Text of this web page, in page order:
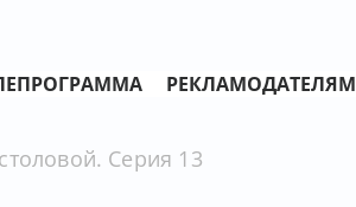
РЕКЛАМОДАТЕЛЯМ
Серия 13